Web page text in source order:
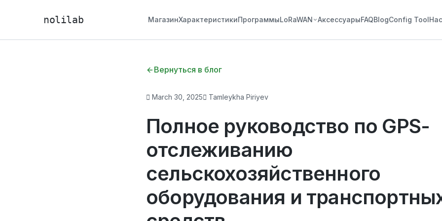
nolilab МагазинХарактеристикиПрограммыLoRaWAN АксессуарыFAQBlogConfig Tool
Вернуться в блог
March 30, 2025 Tamleykha Piriyev
Полное руководство по GPS-
отслеживанию
сельскохозяйственного
оборудования и